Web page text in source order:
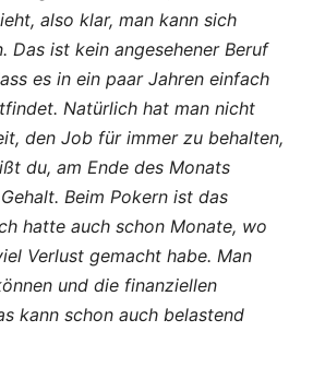
also klar, man kann sich
Das ist kein angesehener Beruf
es in ein paar Jahren einfach
Natürlich hat man nicht
den Job für immer zu behalten,
du, am Ende des Monats
Beim Pokern ist das
hatte auch schon Monate, wo
Verlust gemacht habe. Man
und die finanziellen
kann schon auch belastend